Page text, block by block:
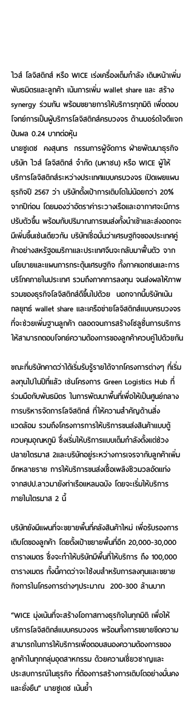
ไวส์ โลจิสติกส์ หรือ WICE เร่งเครื่องเต็มกำลัง เดินหน้าเพิ่ม
พันธมิตรและลูกค้า เน้นการเพิ่ม wallet share และ สร้าง
synergy ร่วมกัน พร้อมขยายการให้บริการทุกมิติ เพื่อตอบ
โจทย์การเป็นผู้บริการโลจิสติกส์ครบวงจร ด้านบอร์ดใจดีแจก
ปันผล 0.24 บาทต่อหุ้น
นายชูเดช  คงสุนทร  กรรมการผู้จัดการ ฝ่ายพัฒนาธุรกิจ
บริษัท ไวส์ โลจิสติกส์ จำกัด (มหาชน) หรือ WICE ผู้ให้
บริการโลจิสติกส์ระหว่างประเทศแบบครบวงจร เปิดเผยแผน
ธุรกิจปี 2567 ว่า บริษัทตั้งเป้าการเติบโตไม่น้อยกว่า 20%
จากปีก่อน โดยมองว่าอัตราค่าระวางเรือและอากาศจะมีการ
ปรับตัวขึ้น พร้อมกับปริมาณการขนส่งทั้งนำเข้าและส่งออกจะ
มีเพิ่มขึ้นเช่นเดียวกัน บริษัทเชื่อมั่นว่าเศรษฐกิจของประเทศคู่
ค้าอย่างสหรัฐอเมริกาและประเทศจีนจะกลับมาฟื้นตัว จาก
นโยบายและแผนการกระตุ้นเศรษฐกิจ ทั้งภาคเอกชนและการ
บริโภคภายในประเทศ รวมถึงภาคการลงทุน จนส่งผลให้ภาพ
รวมของธุรกิจโลจิสติกส์ดีขึ้นไปด้วย  นอกจากนี้บริษัทเน้น
กลยุทธ์ wallet share และเครือข่ายโลจิสติกส์แบบครบวงจร
ที่จะช่วยเพิ่มฐานลูกค้า ตลอดจนการสร้างโซลูชั่นการบริการ
ให้สามารถตอบโจทย์ความต้องการของลูกค้าควบคู่ไปด้วยกัน
ขณะที่บริษัทคาดว่าได้เริ่มรับรู้รายได้จากโครงการต่างๆ ที่เริ่ม
ลงทุนไปในปีที่แล้ว เช่นโครงการ Green Logistics Hub ที่
ร่วมมือกับพันธมิตร ในการพัฒนาพื้นที่เพื่อให้เป็นศูนย์กลาง
การบริหารจัดการโลจิสติกส์ ที่ให้ความสำคัญด้านสิ่ง
แวดล้อม รวมถึงโครงการการให้บริการขนส่งสินค้าแบบตู้
ควบคุมอุณหภูมิ ซึ่งเริ่มให้บริการแบบเต็มกำลังตั้งแต่ช่วง
ปลายไตรมาส 2และบริษัทอยู่ระหว่างการเจรจากับลูกค้าเพิ่ม
อีกหลายราย การให้บริการขนส่งเชื้อเพลิงชีวมวลอัดแท่ง
จากสปป.ลาวมายังท่าเรือแหลมฉบัง โดยจะเริ่มให้บริการ
ภายในไตรมาส 2 นี้
บริษัทยังมีแผนที่จะขยายพื้นที่คลังสินค้าใหม่ เพื่อรับรองการ
เติบโตของลูกค้า โดยตั้งเป้าขยายพื้นที่อีก 20,000-30,000
ตารางเมตร ซึ่งจะทำให้บริษัทมีพื้นที่ให้บริการ ถึง 100,000
ตารางเมตร ทั้งนี้คาดว่าจะใช้งบสำหรับการลงทุนและขยาย
กิจการในโครงการต่างๆประมาณ  200-300 ล้านบาท
“WICE มุ่งเน้นที่จะสร้างโอกาสทางธุรกิจในทุกมิติ เพื่อให้
บริการโลจิสติกส์แบบครบวงจร พร้อมทั้งการขยายขีดความ
สามารถในการให้บริการเพื่อตอบสนองความต้องการของ
ลูกค้าในทุกกลุ่มอุตสาหกรรม ด้วยความเชี่ยวชาญและ
ประสบการณ์ในธุรกิจ ที่ต้องการสร้างการเติบโตอย่างมั่นคง
และยั่งยืน” นายชูเดช เน้นย้ำ